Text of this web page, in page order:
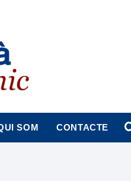
SOM CONTACTE